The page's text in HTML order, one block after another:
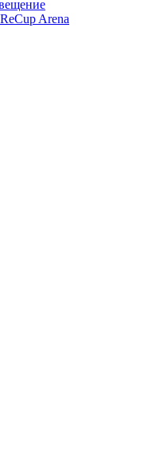
Arena